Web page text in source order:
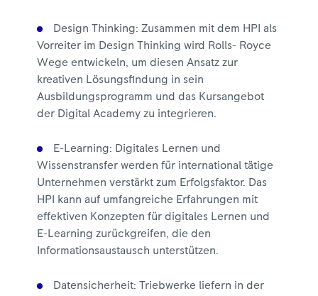
Design Thinking: Zusammen mit dem HPI als
Vorreiter im Design Thinking wird Rolls- Royce
Wege entwickeln, um diesen Ansatz zur
kreativen Lösungsfindung in sein
Ausbildungsprogramm und das Kursangebot
der Digital Academy zu integrieren.
E-Learning: Digitales Lernen und
Wissenstransfer werden für international tätige
Unternehmen verstärkt zum Erfolgsfaktor. Das
HPI kann auf umfangreiche Erfahrungen mit
effektiven Konzepten für digitales Lernen und
E-Learning zurückgreifen, die den
Informationsaustausch unterstützen.
Datensicherheit: Triebwerke liefern in der